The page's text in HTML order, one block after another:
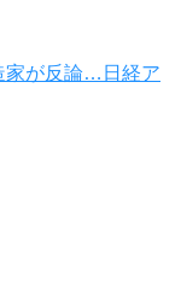
家が反論…日経ア